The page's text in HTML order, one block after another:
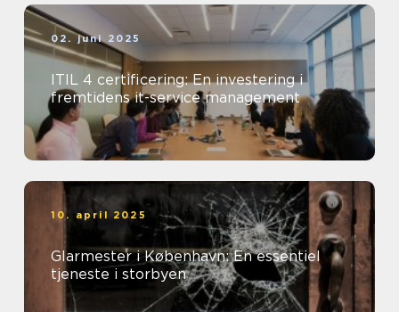
02. juni 2025
ITIL 4 certificering: En investering i
fremtidens it-service management
10. april 2025
Glarmester i København: En essentiel
tjeneste i storbyen